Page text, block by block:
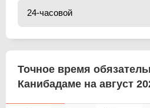
Точное время
Канибадаме на август